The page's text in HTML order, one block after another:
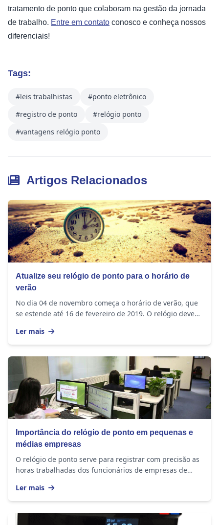
tratamento de ponto que colaboram na gestão da jornada
de trabalho. Entre em contato conosco e conheça nossos
diferenciais!
Tags:
#leis trabalhistas
#ponto eletrônico
#registro de ponto
#relógio ponto
#vantagens relógio ponto
Artigos Relacionados
Atualize seu relógio de ponto para o horário de
verão
No dia 04 de novembro começa o horário de verão, que
se estende até 16 de fevereiro de 2019. O relógio deve
Ler mais
Importância do relógio de ponto em pequenas e
médias empresas
O relógio de ponto serve para registrar com precisão as
horas trabalhadas dos funcionários de empresas de
Ler mais